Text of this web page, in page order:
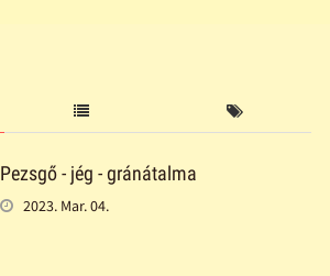
Pezsgő - jég - gránátalma
2023. Mar. 04.